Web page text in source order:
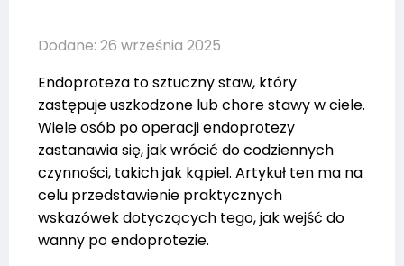
Dodane: 26 września 2025
Endoproteza to sztuczny staw, który
zastępuje uszkodzone lub chore stawy w ciele.
Wiele osób po operacji endoprotezy
zastanawia się, jak wrócić do codziennych
czynności, takich jak kąpiel. Artykuł ten ma na
celu przedstawienie praktycznych
wskazówek dotyczących tego, jak wejść do
wanny po endoprotezie.